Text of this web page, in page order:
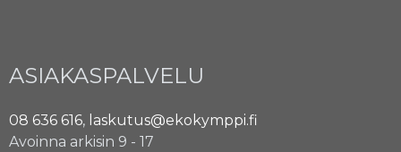
ASIAKASPALVELU
08 636 616, laskutus@ekokymppi.fi
Avoinna arkisin 9 - 17